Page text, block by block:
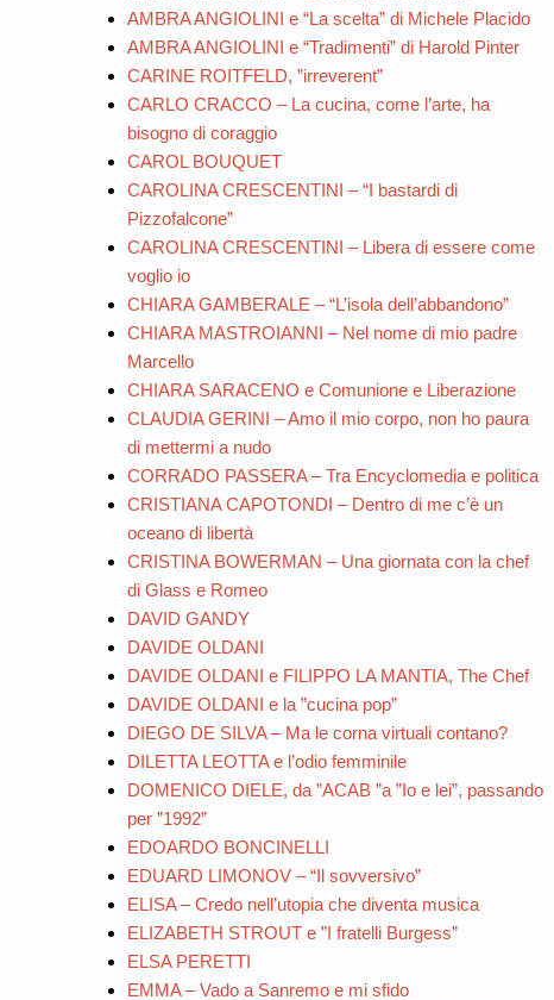
AMBRA ANGIOLINI e “La scelta” di Michele Placido
AMBRA ANGIOLINI e “Tradimenti” di Harold Pinter
CARINE ROITFELD, ”irreverent”
CARLO CRACCO – La cucina, come l’arte, ha
bisogno di coraggio
CAROL BOUQUET
CAROLINA CRESCENTINI – “I bastardi di
Pizzofalcone”
CAROLINA CRESCENTINI – Libera di essere come
voglio io
CHIARA GAMBERALE – “L’isola dell’abbandono”
CHIARA MASTROIANNI – Nel nome di mio padre
Marcello
CHIARA SARACENO e Comunione e Liberazione
CLAUDIA GERINI – Amo il mio corpo, non ho paura
di mettermi a nudo
CORRADO PASSERA – Tra Encyclomedia e politica
CRISTIANA CAPOTONDI – Dentro di me c’è un
oceano di libertà
CRISTINA BOWERMAN – Una giornata con la chef
di Glass e Romeo
DAVID GANDY
DAVIDE OLDANI
DAVIDE OLDANI e FILIPPO LA MANTIA, The Chef
DAVIDE OLDANI e la ”cucina pop”
DIEGO DE SILVA – Ma le corna virtuali contano?
DILETTA LEOTTA e l’odio femminile
DOMENICO DIELE, da ”ACAB ”a ”Io e lei”, passando
per ”1992”
EDOARDO BONCINELLI
EDUARD LIMONOV – “Il sovversivo”
ELISA – Credo nell’utopia che diventa musica
ELIZABETH STROUT e ”I fratelli Burgess”
ELSA PERETTI
EMMA – Vado a Sanremo e mi sfido